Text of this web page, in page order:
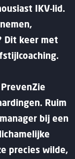
IKV-lid.
Dit keer met
Ruim
bij een
precies wilde,